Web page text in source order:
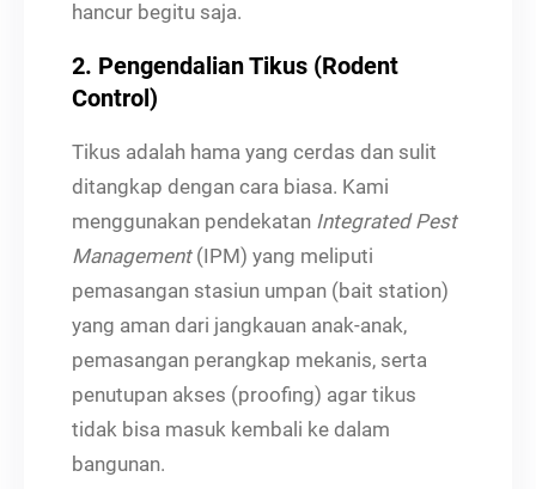
hancur begitu saja.
2. Pengendalian Tikus (Rodent
Control)
Tikus adalah hama yang cerdas dan sulit
ditangkap dengan cara biasa. Kami
menggunakan pendekatan Integrated Pest
Management(IPM) yang meliputi
pemasangan stasiun umpan (bait station)
yang aman dari jangkauan anak-anak,
pemasangan perangkap mekanis, serta
penutupan akses (proofing) agar tikus
tidak bisa masuk kembali ke dalam
bangunan.